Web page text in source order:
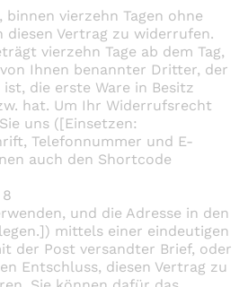
binnen vierzehn Tagen ohne
diesen Vertrag zu widerrufen.
vierzehn Tage ab dem Tag,
Ihnen benannter Dritter, der
die erste Ware in Besitz
hat. Um Ihr Widerrufsrecht
uns ([Einsetzen:
Telefonnummer und E-
auch den Shortcode
und die Adresse in den
mittels einer eindeutigen
der Post versandter Brief, oder
Entschluss, diesen Vertrag zu